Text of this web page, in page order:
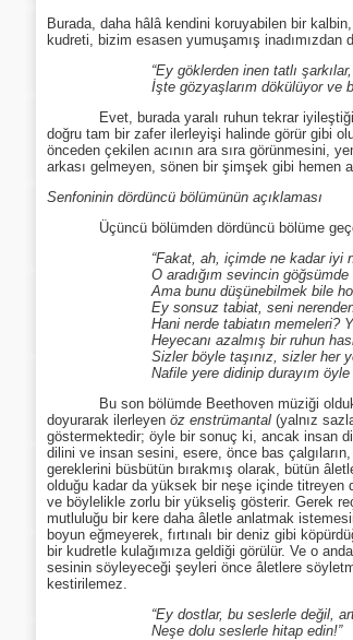
Burada, daha hâlâ kendini koruyabilen bir
kudreti, bizim esasen yumuşamış
“Ey göklerden inen tatlı şarkılar,
İşte gözyaşlarım dökülüyor ve ben
Evet, burada yaralı ruhun tekrar iyileştiği,
doğru tam bir zafer ilerleyişi halinde görür gibi
önceden çekilen acının ara sıra görünmesini,
arkası gelmeyen, sönen bir şimşek gibi hemen
Senfoninin dördüncü bölümünün açıklaması
Üçüncü bölümden dördüncü bölüme
“Fakat, ah, içimde ne kadar iyi
O aradığım sevincin göğsümde
Ama bunu düşünebilmek bile hoş
Ey sonsuz tabiat, seni nerenden
Hani nerde tabiatın memeleri? Yerle
Heyecanı azalmış bir ruhun hasretini
Sizler böyle taşınız, sizler her yere
Nafile yere didinip durayım öyle
Bu son bölümde Beethoven müziği oldukça
doyurarak ilerleyen öz enstrümantal (yalnız
göstermektedir; öyle bir sonuç ki, ancak insan
dilini ve insan sesini, esere, önce bas
gereklerini büsbütün bırakmış olarak, bütün
olduğu kadar da yüksek bir neşe içinde titreyen
ve böylelikle zorlu bir yükseliş gösterir. Gerek
mutluluğu bir kere daha âletle anlatmak
boyun eğmeyerek, fırtınalı bir deniz gibi
bir kudretle kulağımıza geldiği görülür. Ve o
sesinin söyleyeceği şeyleri önce âletlere
kestirilemez.
“Ey dostlar, bu seslerle değil,
Neşe dolu seslerle hitap edin!”